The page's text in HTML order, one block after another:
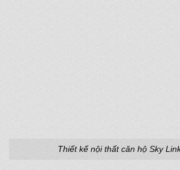
Thiết kế nội thất căn hộ Sky